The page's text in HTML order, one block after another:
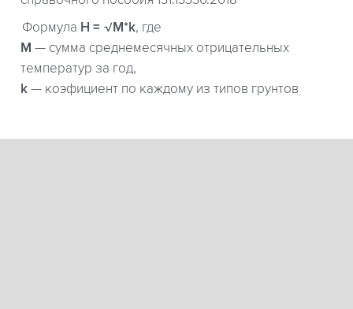
Формула H = √M*k, где
М — сумма среднемесячных отрицательных
температур за год,
k — коэфициент по каждому из типов грунтов